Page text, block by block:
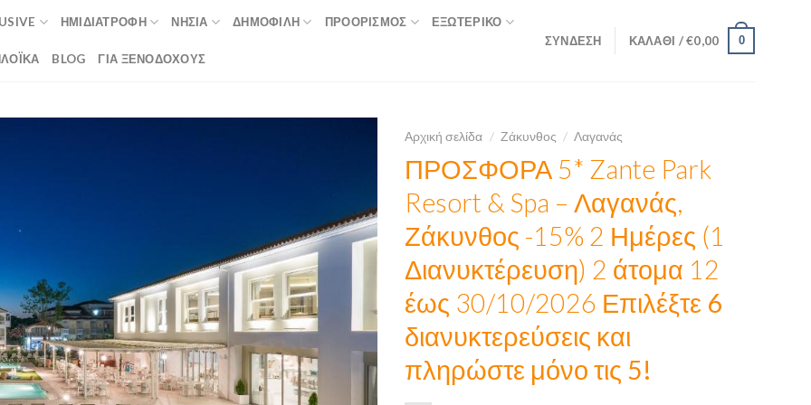
ΗΜΙΔΙΑΤΡΟΦΉ ΝΗΣΙΆ ΔΗΜΟΦΙΛΉ ΠΡΟΟΡΙΣΜΟΣ ΕΞΩΤΕΡΙΚΌ
BLOG ΓΙΑ ΞΕΝΟΔΟΧΟΥΣ
ΣΎΝΔΕΣΗ ΚΑΛΆΘΙ /€0,00 0
Αρχική σελίδα / Ζάκυνθος / Λαγανάς
ΠΡΟΣΦΟΡΑ 5* Zante Park
Resort & Spa – Λαγανάς,
Ζάκυνθος -15% 2 Ημέρες (1
Διανυκτέρευση) 2 άτομα 12
έως 30/10/2026 Επιλέξτε 6
διανυκτερεύσεις και
πληρώστε μόνο τις 5!